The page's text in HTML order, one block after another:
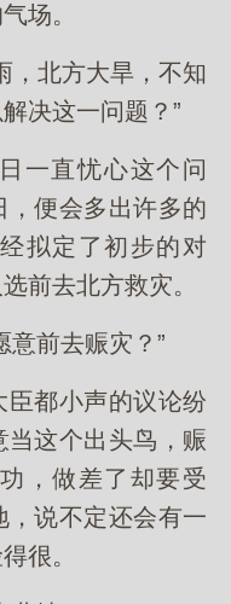
场。
，北方大旱，不知
决这一问题？”
一直忧心这个问
，便会多出许多的
拟定了初步的对
前去北方救灾。
意前去赈灾？”
都小声的议论纷
这个出头鸟，赈
，做差了却要受
说不定还会有一
很。